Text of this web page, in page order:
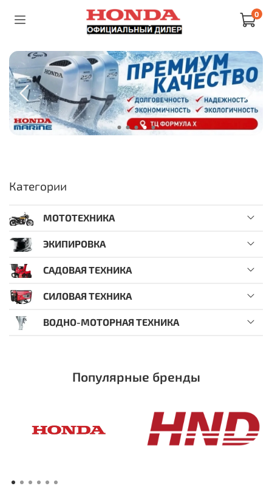
0
Категории
МОТОТЕХНИКА
ЭКИПИРОВКА
САДОВАЯ ТЕХНИКА
СИЛОВАЯ ТЕХНИКА
ВОДНО-МОТОРНАЯ ТЕХНИКА
Популярные бренды